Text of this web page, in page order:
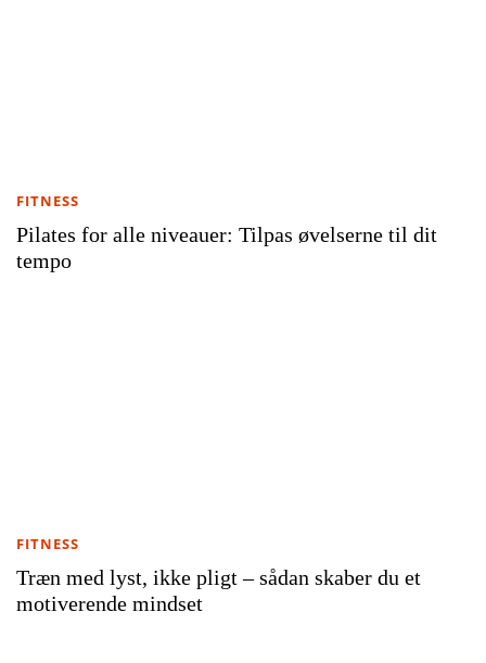
Pilates for alle niveauer: Tilpas øvelserne til dit
tempo
FITNESS
Træn med lyst, ikke pligt – sådan skaber du et
motiverende mindset
FITNESS